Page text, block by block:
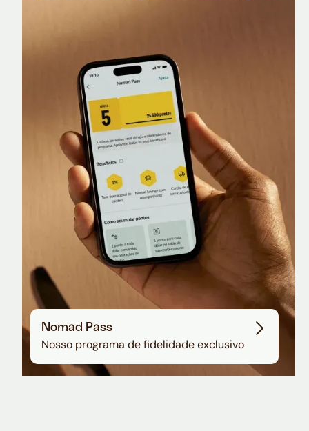
Nomad Lounge
Sala VIP no Aeroporto de Guarulhos
Nomad Pass
Nosso programa de fidelidade exclusivo